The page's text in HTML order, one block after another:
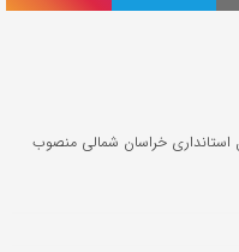
استانداری خراسان شمالی منصوب